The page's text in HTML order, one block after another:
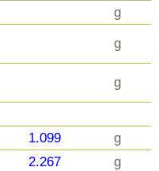
g
g
g
1.099
g
2.267
g